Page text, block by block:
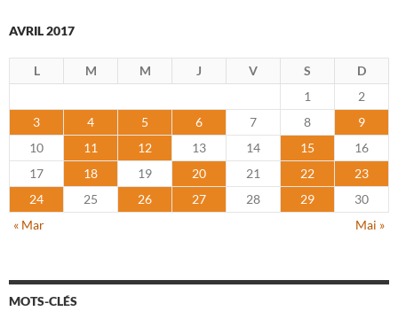
AVRIL 2017
L M M J V S
D
1
2
3
4 5 6 7 8
9
10
11 12 13 14 15
16
17
18 19 20 21 22
23
24
25 26 27 28 29
30
« Mar
Mai »
MOTS-CLÉS